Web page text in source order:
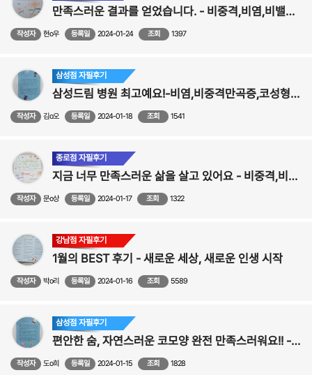
만족스러운 결과를 얻었습니다. - 비중격,비염,비밸브,코성형 수술후기
작성자 현o우 등록일 2024-01-24 조회 1397
삼성점 자필후기
삼성드림 병원 최고예요!-비염,비중격만곡증,코성형후기
작성자 김o오 등록일 2024-01-18 조회 1541
종로점 자필후기
지금 너무 만족스러운 삶을 살고 있어요 - 비중격,비염 수술후기
작성자 문o상 등록일 2024-01-17 조회 1322
강남점 자필후기
1월의 BEST 후기 - 새로운 세상, 새로운 인생 시작
작성자 박o리 등록일 2024-01-16 조회 5589
삼성점 자필후기
편안한 숨, 자연스러운 코모양 완전 만족스러워요!! - 비염,비중격,코성형후기
작성자 도o희 등록일 2024-01-15 조회 1828